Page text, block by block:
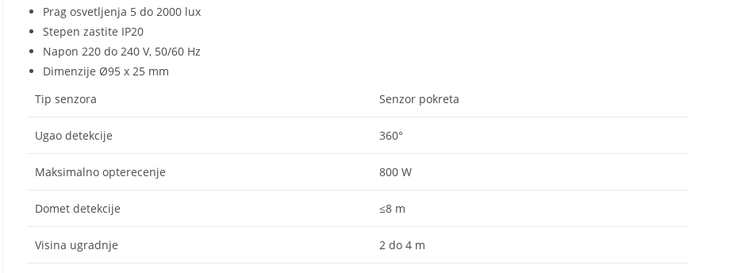
Prag osvetljenja 5 do 2000 lux
Stepen zastite IP20
Napon 220 do 240 V, 50/60 Hz
Dimenzije Ø95 x 25 mm
Tip senzora
Senzor pokreta
Ugao detekcije 360°
Maksimalno opterecenje 800 W
Domet detekcije ≤8 m
Visina ugradnje 2 do 4 m